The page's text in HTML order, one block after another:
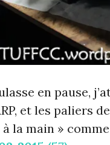
en pause,
et les paliers
à la main »